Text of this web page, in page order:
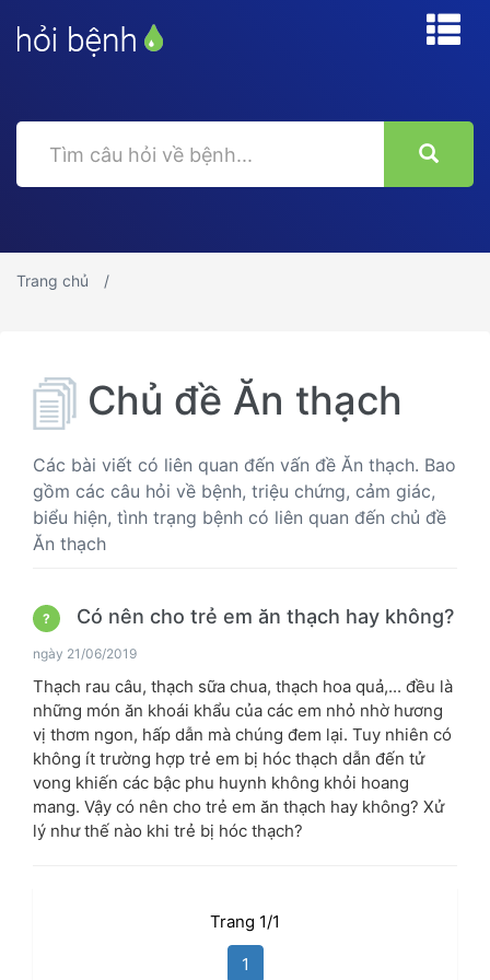
Trang chủ
Chủ đề Ăn thạch
Các bài viết có liên quan đến vấn đề Ăn thạch. Bao
gồm các câu hỏi về bệnh, triệu chứng, cảm giác,
biểu hiện, tình trạng bệnh có liên quan đến chủ đề
Ăn thạch
? Có nên cho trẻ em ăn thạch hay không?
ngày 21/06/2019
Thạch rau câu, thạch sữa chua, thạch hoa quả,... đều là
những món ăn khoái khẩu của các em nhỏ nhờ hương
vị thơm ngon, hấp dẫn mà chúng đem lại. Tuy nhiên có
không ít trường hợp trẻ em bị hóc thạch dẫn đến tử
vong khiến các bậc phu huynh không khỏi hoang
mang. Vậy có nên cho trẻ em ăn thạch hay không? Xử
lý như thế nào khi trẻ bị hóc thạch?
Trang 1/1
1